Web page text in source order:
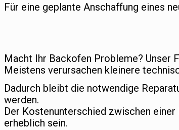
Für eine geplante Anschaffung eines
Macht Ihr Backofen Probleme? Unser
Meistens verursachen kleinere
Dadurch bleibt die notwendige
werden.
Der Kostenunterschied zwischen
erheblich sein.